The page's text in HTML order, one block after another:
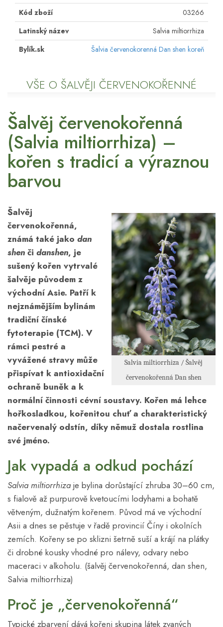
Kód zboží
03266
Latinský název
Salvia miltiorrhiza
Bylík.sk
Šalvia červenokorenná Dan shen koreň
VŠE O ŠALVĚJI ČERVENOKOŘENNÉ
Šalvěj červenokořenná
(Salvia miltiorrhiza) –
kořen s tradicí a výraznou
barvou
Salvia miltiorrhiza / Šalvěj
červenokořenná Dan shen
Šalvěj
červenokořenná,
známá také jako dan
shen či danshen, je
sušený kořen vytrvalé
šalvěje původem z
východní Asie. Patří k
nejznámějším bylinám
tradiční čínské
fytoterapie (TCM). V
rámci pestré a
vyvážené stravy může
přispívat k antioxidační
ochraně buněk a k
normální činnosti cévní soustavy. Kořen má lehce
hořkosladkou, kořenitou chuť a charakteristický
načervenalý odstín, díky němuž dostala rostlina
své jméno.
Jak vypadá a odkud pochází
Salvia miltiorrhiza je bylina dorůstající zhruba 30–60 cm,
s fialově až purpurově kvetoucími lodyhami a bohatě
větveným, dužnatým kořenem. Původ má ve východní
Asii a dnes se pěstuje v řadě provincií Číny i okolních
zemích. Kořeny se po sklizni šetrně suší a krájí na plátky
či drobné kousky vhodné pro nálevy, odvary nebo
maceraci v alkoholu. (šalvěj červenokořenná, dan shen,
Salvia miltiorrhiza)
Proč je „červenokořenná“
Typické zbarvení dává kořeni skupina látek zvaných